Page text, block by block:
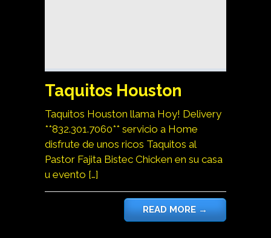
Taquitos Houston
Taquitos Houston llama Hoy! Delivery
**832.301.7060** servicio a Home
disfrute de unos ricos Taquitos al
Pastor Fajita Bistec Chicken en su casa
u evento […]
READ MORE→